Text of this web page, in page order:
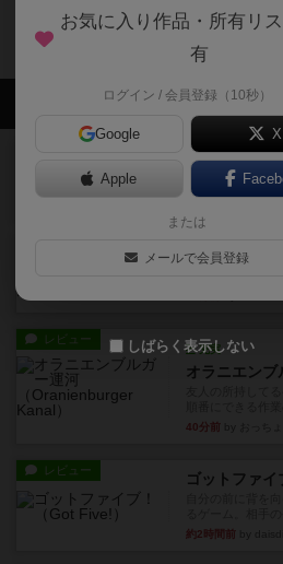
プロジェクトテーマパー
会員の新し
パイパー戦闘
1993年にAvalon
レッドバリケ
レビュー
充実
オラニエンブ
40分前
レビュー ゴットファイ
約2時間前
お気に入り作品・所有リ
有
ログイン / 会員登録（10秒）
Google X
Apple
または
メールで会員登録
しばらく表示しない